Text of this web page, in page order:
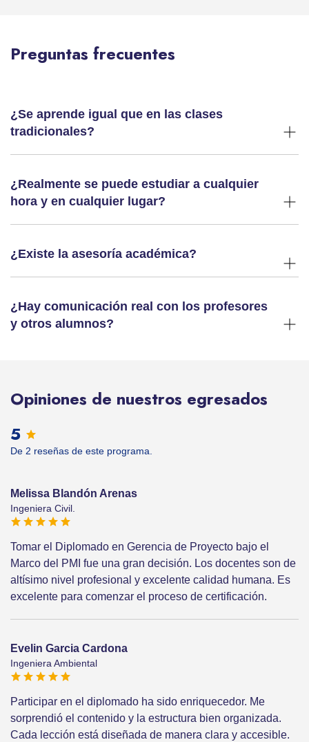
Preguntas frecuentes
¿Se aprende igual que en las clases
tradicionales?
¿Realmente se puede estudiar a cualquier
hora y en cualquier lugar?
¿Existe la asesoría académica?
¿Hay comunicación real con los profesores
y otros alumnos?
Opiniones de nuestros egresados
5
De 2 reseñas de este programa.
Melissa Blandón Arenas
Ingeniera Civil.
Tomar el Diplomado en Gerencia de Proyecto bajo el
Marco del PMI fue una gran decisión. Los docentes son de
altísimo nivel profesional y excelente calidad humana. Es
excelente para comenzar el proceso de certificación.
Evelin Garcia Cardona
Ingeniera Ambiental
Participar en el diplomado ha sido enriquecedor. Me
sorprendió el contenido y la estructura bien organizada.
Cada lección está diseñada de manera clara y accesible.